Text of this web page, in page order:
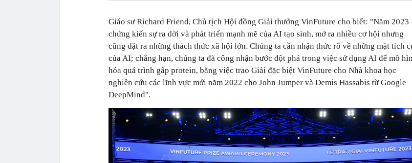
Giáo sư Richard Friend, Chủ tịch Hội đồng Giải thưởng VinFuture cho biết: "Năm 2023
chứng kiến sự ra đời và phát triển mạnh mẽ của AI tạo sinh, mở ra nhiều cơ hội nhưng
cũng đặt ra những thách thức xã hội lớn. Chúng ta cần nhận thức rõ về những mặt tích
của AI; chẳng hạn, chúng ta đã công nhận bước đột phá trong việc sử dụng AI để mô
hóa quá trình gấp protein, bằng việc trao Giải đặc biệt VinFuture cho Nhà khoa học
nghiên cứu các lĩnh vực mới năm 2022 cho John Jumper và Demis Hassabis từ Google
DeepMind".